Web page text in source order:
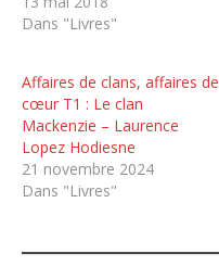
Dans "Livres"
Affaires de clans, affaires de
cœur T1 : Le clan
Mackenzie – Laurence
Lopez Hodiesne
21 novembre 2024
Dans "Livres"